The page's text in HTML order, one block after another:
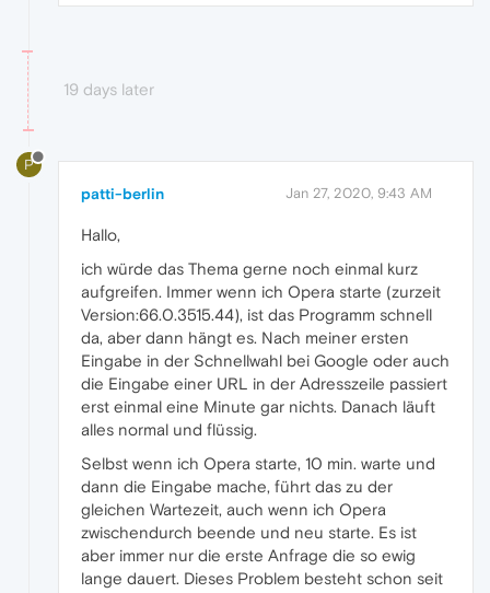
19 days later
P
patti-berlin Jan 27, 2020, 9:43 AM
Hallo,
ich würde das Thema gerne noch einmal kurz
aufgreifen. Immer wenn ich Opera starte (zurzeit
Version:66.0.3515.44), ist das Programm schnell
da, aber dann hängt es. Nach meiner ersten
Eingabe in der Schnellwahl bei Google oder auch
die Eingabe einer URL in der Adresszeile passiert
erst einmal eine Minute gar nichts. Danach läuft
alles normal und flüssig.
Selbst wenn ich Opera starte, 10 min. warte und
dann die Eingabe mache, führt das zu der
gleichen Wartezeit, auch wenn ich Opera
zwischendurch beende und neu starte. Es ist
aber immer nur die erste Anfrage die so ewig
lange dauert. Dieses Problem besteht schon seit